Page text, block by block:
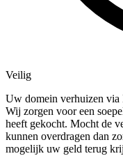
Veilig
Uw domein verhuizen
Wij zorgen voor een
heeft gekocht. Mocht de
kunnen overdragen dan
mogelijk uw geld terug